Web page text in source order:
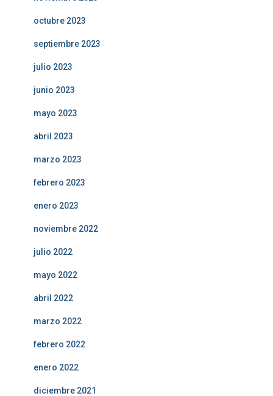
octubre 2023
septiembre 2023
julio 2023
junio 2023
mayo 2023
abril 2023
marzo 2023
febrero 2023
enero 2023
noviembre 2022
julio 2022
mayo 2022
abril 2022
marzo 2022
febrero 2022
enero 2022
diciembre 2021